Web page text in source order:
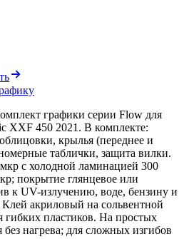
графики серии Flow для
XXF 450 2021. В комплекте:
крылья (переднее и
таблички, защита вилки.
с холодной ламинацией 300
покрытие глянцевое или
к UV-излучению, воде, бензину и
акриловый на сольвентной
пластиков. На простых
без нагрева; для сложных изгибов